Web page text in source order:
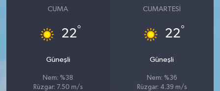
CUMA
22°
Güneşli
Nem: %38
Rüzgar: 7.50 m/s
CUMARTESI
22°
Güneşli
Nem: %36
Rüzgar: 4.39 m/s